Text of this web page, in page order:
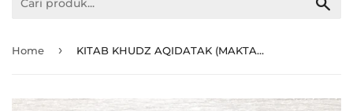
Home › KITAB KHUDZ AQIDATAK (MAKTABAH ASY-SYAFIIYAH)